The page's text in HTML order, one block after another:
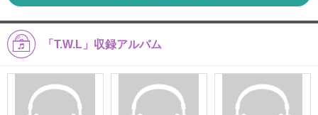
「T.W.L」収録アルバム